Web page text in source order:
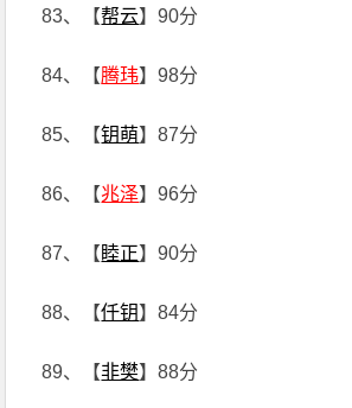
83、【帮云】90分
84、【腾玮】98分
85、【钥萌】87分
86、【兆泽】96分
87、【睦正】90分
88、【仟钥】84分
89、【非樊】88分